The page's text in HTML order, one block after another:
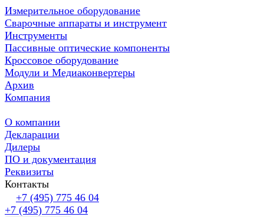
Измерительное оборудование
Сварочные аппараты и инструмент
Инструменты
Пассивные оптические компоненты
Кроссовое оборудование
Модули и Медиаконвертеры
Архив
Компания
О компании
Декларации
Дилеры
ПО и документация
Реквизиты
Контакты
+7 (495) 775 46 04
+7 (495) 775 46 04